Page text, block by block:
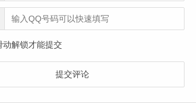
动解锁才能提交